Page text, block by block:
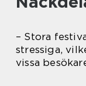
– Stora
stressiga,
vissa